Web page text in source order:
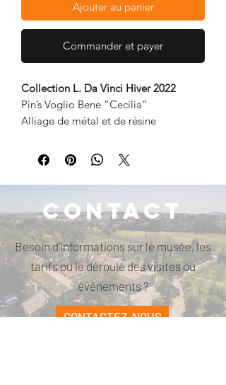
Ajouter au panier
Commander et payer
Collection L. Da Vinci Hiver 2022
Pin’s Voglio Bene “Cecilia”
Alliage de métal et de résine
Contact
Besoin d'informations sur le musée, les
tarifs ou le déroulé des visites ou
événements ?
CONTACTEZ-NOUS